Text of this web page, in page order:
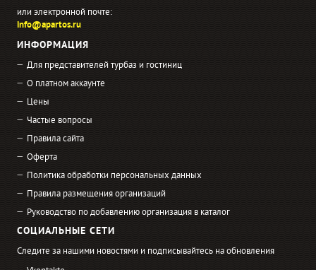
или электронной почте:
info@apartos.ru
ИНФОРМАЦИЯ
Для представителей турбаз и гостиниц
О платном аккаунте
Цены
Частые вопросы
Правила сайта
Оферта
Политика обработки персональных данных
Правила размещения организаций
Руководство по добавлению организация в каталог
СОЦИАЛЬНЫЕ СЕТИ
Следите за нашими новостями и подписывайтесь на обновления